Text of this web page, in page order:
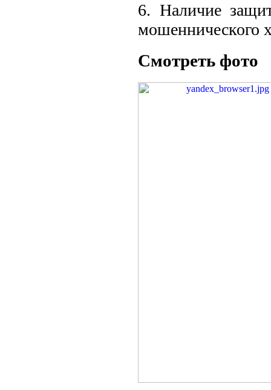
6. Наличие
мошеннического
Смотреть фото